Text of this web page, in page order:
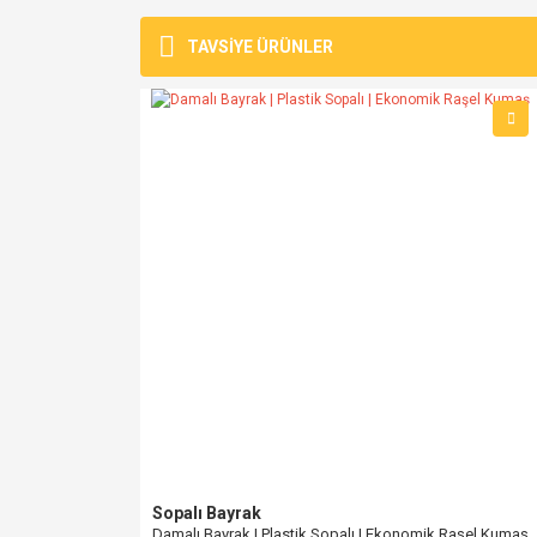
Ürün resmi kalitesiz, bozuk veya görüntülenemiyor.
TAVSİYE ÜRÜNLER
Sopalı Bayrak